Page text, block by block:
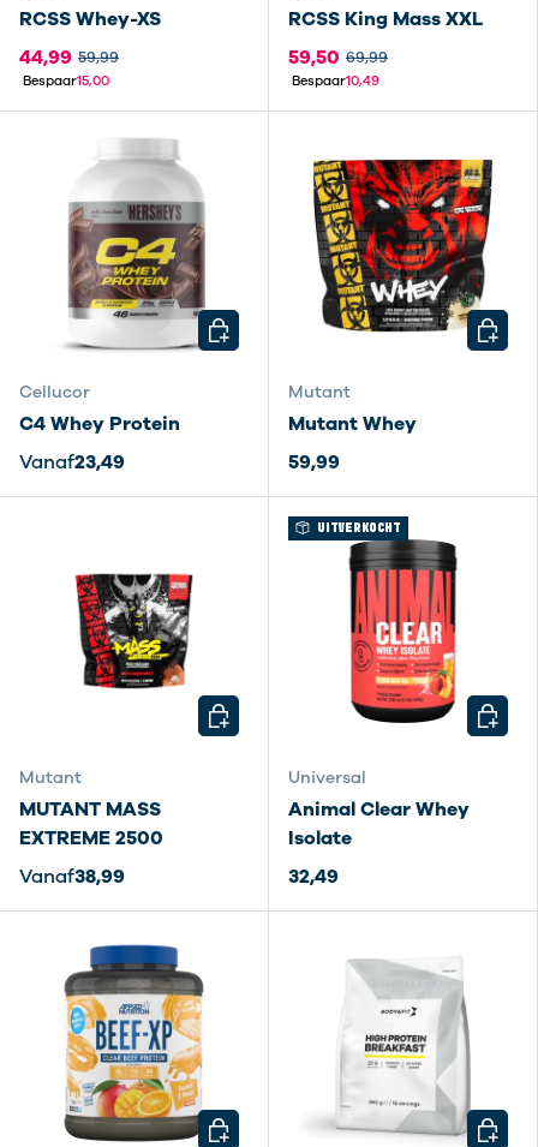
RCSS Whey-XS
44,99 59,99
Bespaar15,00
RCSS King Mass XXL
59,50 69,99
Bespaar10,49
Cellucor
C4 Whey Protein
Vanaf23,49
KIES MOGELIJKHEDEN
Mutant
Mutant Whey
59,99
KIES
Mutant
MUTANT MASS
EXTREME 2500
Vanaf38,99
KIES MOGELIJKHEDEN
UITVERKOCHT
Universal
Animal Clear Whey
Isolate
32,49
KIES
KIES MOGELIJKHEDEN KIES